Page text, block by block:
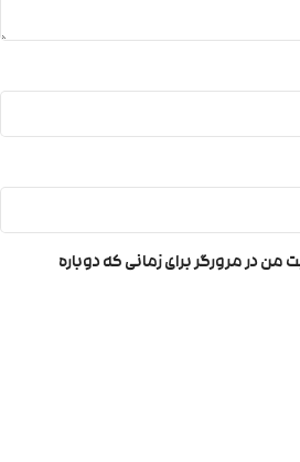
من در مرورگر برای زمانی که دوباره